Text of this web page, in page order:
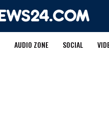
AUDIO ZONE SOCIAL